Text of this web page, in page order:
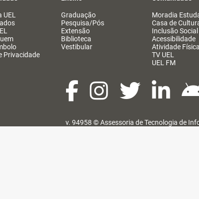
UEL
Privacidade
Graduação
Pesquisa/Pós
Extensão
Biblioteca
Vestibular
Moradia
Casa de
Inclusão Social
Acessibilidade
Atividade Física
TV UEL
UEL FM
v. 94958 ©Assessoria de Tecnologia de